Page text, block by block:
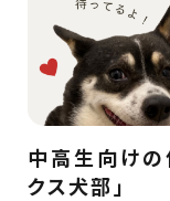
中高生向けの
クス犬部」